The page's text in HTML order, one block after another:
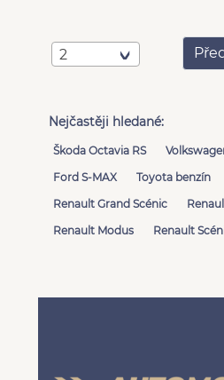
2
Nejčastěji hledané:
Škoda Octavia RS
Ford S-MAX
Toyota benzín
Renault Grand Scénic
Renault Modus
Renault